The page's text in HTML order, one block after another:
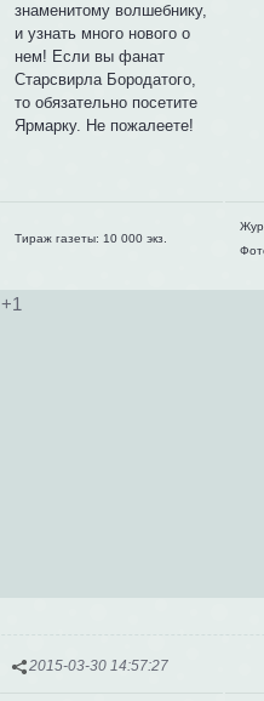
знаменитому волшебнику,
и узнать много нового о
нем! Если вы фанат
Старсвирла Бородатого,
то обязательно посетите
Ярмарку. Не пожалеете!
Тираж газеты: 10 000 экз.
+1
2015-03-30 14:57:27